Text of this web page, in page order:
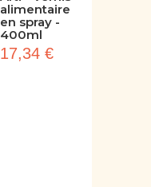
Via Delle
Arti - Vernis
alimentaire
en spray -
400ml